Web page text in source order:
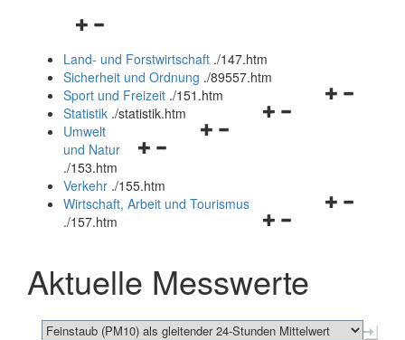
Navigationsmenü
und
schließen
Land- und Forstwirtschaft ./147.htm
Sicherheit und Ordnung ./89557.htm
Navigationsmenü
Sport und Freizeit ./151.htm
Navigationsmenü
Statistik ./statistik.htm
Navigationsmenü
und
schließen
Umwelt
und Natur
./153.htm
Verkehr ./155.htm
Navigationsmenü
schließen
Wirtschaft, Arbeit und Tourismus
./157.htm
Aktuelle Messwerte